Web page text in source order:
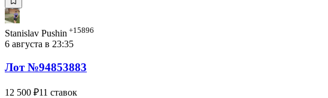
Stanislav Pushin +15896
6 августа в 23:35
Лот №94853883
12 500 ₽11 ставок